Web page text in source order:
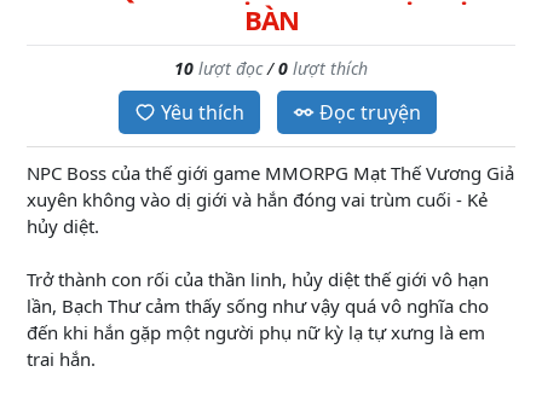
BÀN
10 lượt đọc/0 lượt thích
Yêu thích Đọc truyện
NPC Boss của thế giới game MMORPG Mạt Thế Vương Giả
xuyên không vào dị giới và hắn đóng vai trùm cuối - Kẻ
hủy diệt.
Trở thành con rối của thần linh, hủy diệt thế giới vô hạn
lần, Bạch Thư cảm thấy sống như vậy quá vô nghĩa cho
đến khi hắn gặp một người phụ nữ kỳ lạ tự xưng là em
trai hắn.